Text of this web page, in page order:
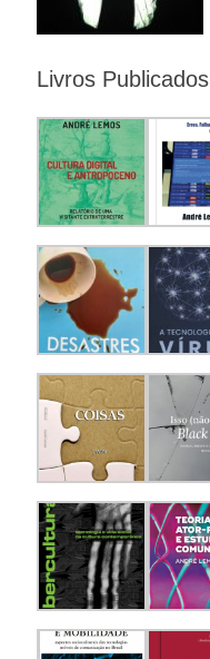
Livros Publicados